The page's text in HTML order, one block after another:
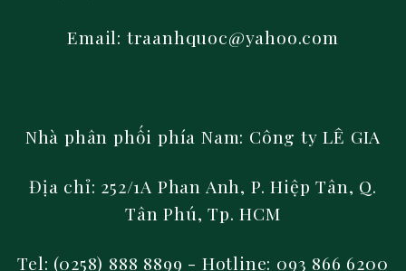
Email: traanhquoc@yahoo.com
Nhà phân phối phía Nam: Công ty LÊ GIA
Địa chỉ: 252/1A Phan Anh, P. Hiệp Tân, Q.
Tân Phú, Tp. HCM
Tel: (0258) 888 8899 - Hotline: 093 866 6200